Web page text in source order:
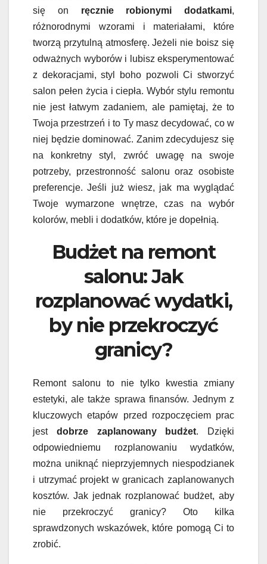
się on ręcznie robionymi dodatkami,
różnorodnymi wzorami i materiałami, które
tworzą przytulną atmosferę. Jeżeli nie boisz się
odważnych wyborów i lubisz eksperymentować
z dekoracjami, styl boho pozwoli Ci stworzyć
salon pełen życia i ciepła. Wybór stylu remontu
nie jest łatwym zadaniem, ale pamiętaj, że to
Twoja przestrzeń i to Ty masz decydować, co w
niej będzie dominować. Zanim zdecydujesz się
na konkretny styl, zwróć uwagę na swoje
potrzeby, przestronność salonu oraz osobiste
preferencje. Jeśli już wiesz, jak ma wyglądać
Twoje wymarzone wnętrze, czas na wybór
kolorów, mebli i dodatków, które je dopełnią.
Budżet na remont
salonu: Jak
rozplanować wydatki,
by nie przekroczyć
granicy?
Remont salonu to nie tylko kwestia zmiany
estetyki, ale także sprawa finansów. Jednym z
kluczowych etapów przed rozpoczęciem prac
jest dobrze zaplanowany budżet. Dzięki
odpowiedniemu rozplanowaniu wydatków,
można uniknąć nieprzyjemnych niespodzianek
i utrzymać projekt w granicach zaplanowanych
kosztów. Jak jednak rozplanować budżet, aby
nie przekroczyć granicy? Oto kilka
sprawdzonych wskazówek, które pomogą Ci to
zrobić.